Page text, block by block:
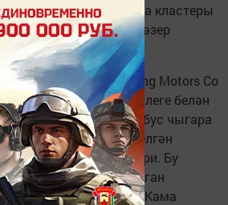
ИННОКАМ Кама кластеры
хезмәттәшлек итәргә әзер
шулай ук WuzhouLong Motors Co
компаниясе эшчәнлеге белән
елына 30 мең автобус чыгара
җитештерелгән
электр ярдәмендә йөри. Бу
ашырыла торган
белән шөгыльләнүче Кама